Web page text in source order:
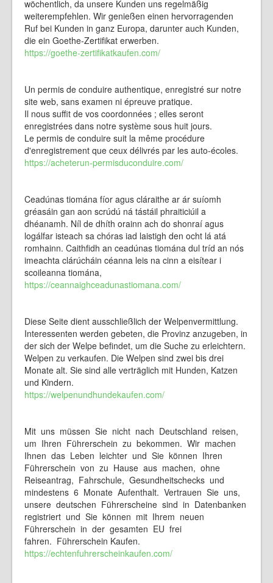
wöchentlich, da unsere Kunden uns regelmäßig
weiterempfehlen. Wir genießen einen hervorragenden
Ruf bei Kunden in ganz Europa, darunter auch Kunden,
die ein Goethe-Zertifikat erwerben.
https://goethe-zertifikatkaufen.com/
Un permis de conduire authentique, enregistré sur notre
site web, sans examen ni épreuve pratique.
Il nous suffit de vos coordonnées ; elles seront
enregistrées dans notre système sous huit jours.
Le permis de conduire suit la même procédure
d'enregistrement que ceux délivrés par les auto-écoles.
https://acheterun-permisduconduire.com/
Ceadúnas tiomána fíor agus cláraithe ar ár suíomh
gréasáin gan aon scrúdú ná tástáil phraiticiúil a
dhéanamh. Níl de dhíth orainn ach do shonraí agus
logálfar isteach sa chóras iad laistigh den ocht lá atá
romhainn. Caithfidh an ceadúnas tiomána dul tríd an nós
imeachta clárúcháin céanna leis na cinn a eisítear i
scoileanna tiomána,
https://ceannaighceadunastiomana.com/
Diese Seite dient ausschließlich der Welpenvermittlung.
Interessenten werden gebeten, die Provinz anzugeben, in
der sich der Welpe befindet, um die Suche zu erleichtern.
Welpen zu verkaufen. Die Welpen sind zwei bis drei
Monate alt. Sie sind alle verträglich mit Hunden, Katzen
und Kindern.
https://welpenundhundekaufen.com/
Mit uns müssen Sie nicht nach Deutschland reisen,
um Ihren Führerschein zu bekommen. Wir machen
Ihnen das Leben leichter und Sie können Ihren
Führerschein von zu Hause aus machen, ohne
Reiseantrag, Fahrschule, Gesundheitschecks und
mindestens 6 Monate Aufenthalt. Vertrauen Sie uns,
unsere deutschen Führerscheine sind in Datenbanken
registriert und Sie können mit Ihrem neuen
Führerschein in der gesamten EU frei
fahren. Führerschein Kaufen.
https://echtenfuhrerscheinkaufen.com/